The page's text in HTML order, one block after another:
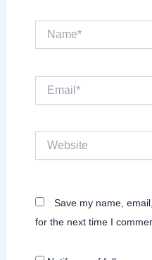
Website
Save my name,
for the next time I